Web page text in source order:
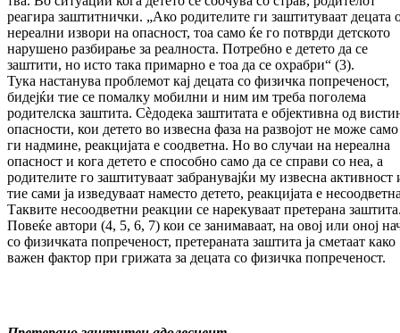
реагира заштитни­чки. „Ако родителите ги заштитуваат децата
нереални извори на опасност, тоа само ќе го потврди дет­ското
нарушено разбирање за реалноста. По­требно е детето да се
заштити, но исто така примарно е тоа да се охрабри“ (3).
Тука настанува проблемот кај децата со фи­зич­ка попреченост,
бидејќи тие се помалку мобил­ни и ним им треба поголема
родителска заш­ти­та. Сèдодека заштитата е објективна од
опасности, кои детето во извесна фаза на развојот не може
ги надмине, реак­ци­ја­та е соодветна. Но во случаи на нереална
опас­ност и кога детето е способно само да се справи со неа, а
родителите го заштитуваат забрану­вај­ќи му извесна активност
тие сами ја изве­ду­ваат наместо детето, реакцијата е
Таквите несоодветни реакции се нарекуваат претерана
Повеќе автори (4, 5, 6, 7) кои се зани­маваат, на овој или оној
со физичката попреченост, претераната заштита ја сметаат како
важен фактор при грижата за децата со фи­зичка попреченост.